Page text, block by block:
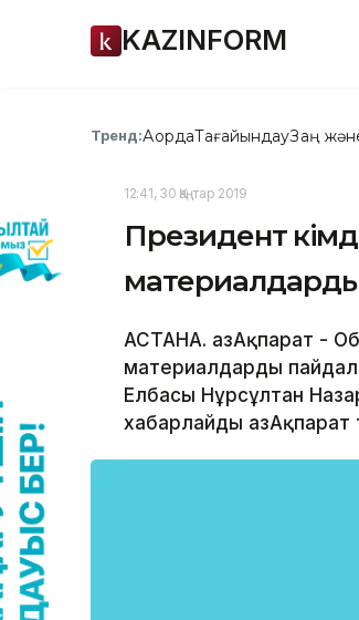
KAZINFORM
Тренд:АқордаТағайындауЗаң
12:41, 30 Қаңтар 2019
Президент
АСТАНА. ҚазАқпарат -
материалдарды
Елбасы Нұрсұлтан
хабарлайды ҚазАқпарат